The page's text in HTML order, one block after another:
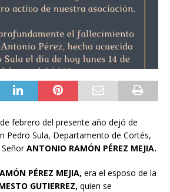
febrero del presente año dejó de
Pedro Sula, Departamento de Cortés,
ANTONIO RAMÓN PÉREZ MEJIA.
PÉREZ MEJIA, era el esposo de la
GUTIERREZ, quien se